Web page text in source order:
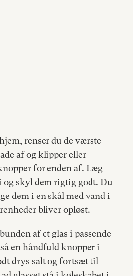
renser du de værste
af og klipper eller
for enden af. Læg
og skyl dem rigtig godt. Du
dem i en skål med vand i
bliver opløst.
af et glas i passende
en håndfuld knopper i
drys salt og fortsæt til